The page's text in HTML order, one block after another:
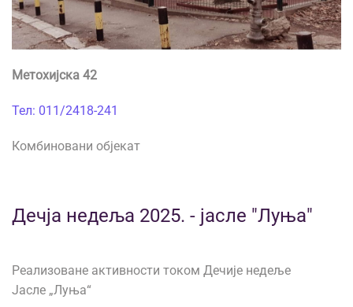
Метохијска 42
Тел: 011/2418-241
Комбиновани објекат
Дечја недеља 2025. - јасле "Луња"
Реализоване активности током Дечије недеље
Јасле „Луња“